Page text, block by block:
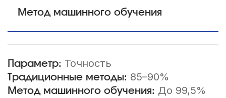
Метод машинного обучения
Точность
85–90%
До 99,5%